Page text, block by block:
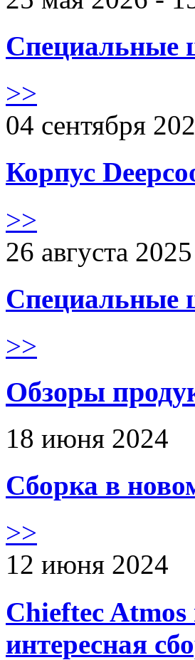
Специальные
>>
04 сентября
Корпус
>>
26 августа
Специальные
>>
Обзоры
18 июня 2024
Сборка в
>>
12 июня 2024
Chieftec Atmos
интересная